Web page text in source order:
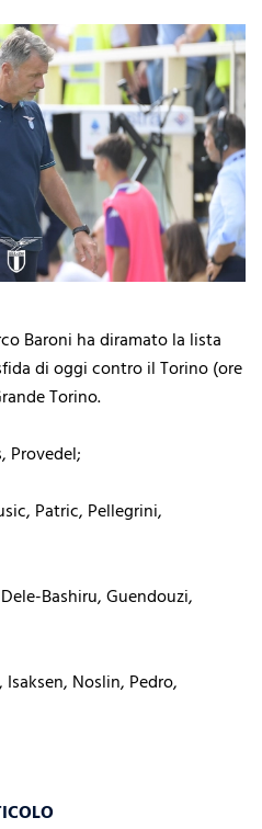
Baroni ha diramato la lista
di oggi contro il Torino (ore
Torino.
Provedel;
Patric, Pellegrini,
Bashiru, Guendouzi,
Noslin, Pedro,